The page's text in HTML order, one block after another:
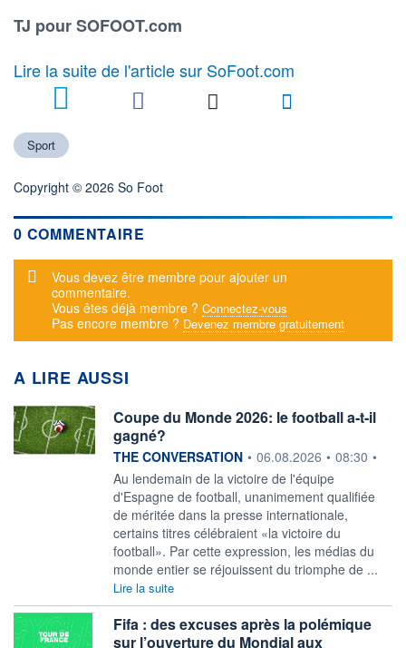
TJ pour SOFOOT.com
Lire la suite de l'article sur SoFoot.com
Sport
Copyright © 2026 So Foot
0 COMMENTAIRE
Message d'alerte
Vous devez être membre pour ajouter un
commentaire.
Vous êtes déjà membre ? Connectez-vous
Pas encore membre ? Devenez membre gratuitement
A LIRE AUSSI
Coupe du Monde 2026: le football a‑t‑il
gagné?
information fournie par
THE CONVERSATION • 06.08.2026 • 08:30 •
Au lendemain de la victoire de l'équipe
d'Espagne de football, unanimement qualifiée
de méritée dans la presse internationale,
certains titres célébraient «la victoire du
football». Par cette expression, les médias du
monde entier se réjouissent du triomphe de ...
Lire la suite
Fifa : des excuses après la polémique
sur l’ouverture du Mondial aux